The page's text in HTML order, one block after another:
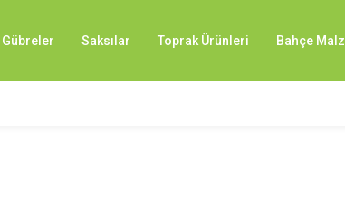
Gübreler Saksılar Toprak Ürünleri Bahçe